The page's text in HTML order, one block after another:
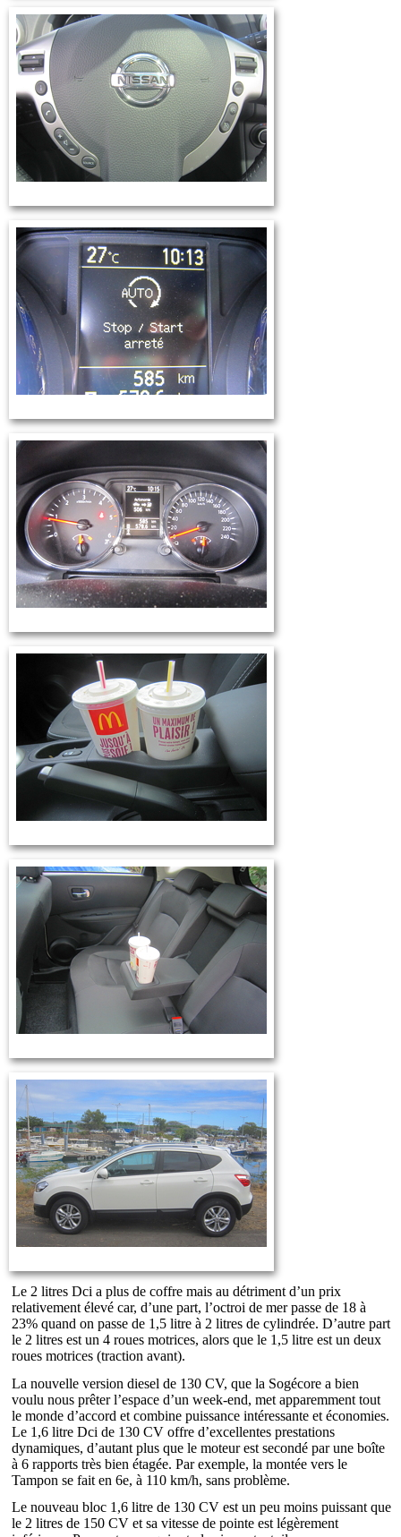
Le 2 litres Dci a plus de coffre mais au détriment d’un prix
relativement élevé car, d’une part, l’octroi de mer passe de 18 à
23% quand on passe de 1,5 litre à 2 litres de cylindrée. D’autre part
le 2 litres est un 4 roues motrices, alors que le 1,5 litre est un deux
roues motrices (traction avant).
La nouvelle version diesel de 130 CV, que la Sogécore a bien
voulu nous prêter l’espace d’un week-end, met apparemment tout
le monde d’accord et combine puissance intéressante et économies.
Le 1,6 litre Dci de 130 CV offre d’excellentes prestations
dynamiques, d’autant plus que le moteur est secondé par une boîte
à 6 rapports très bien étagée. Par exemple, la montée vers le
Tampon se fait en 6e, à 110 km/h, sans problème.
Le nouveau bloc 1,6 litre de 130 CV est un peu moins puissant que
le 2 litres de 150 CV et sa vitesse de pointe est légèrement